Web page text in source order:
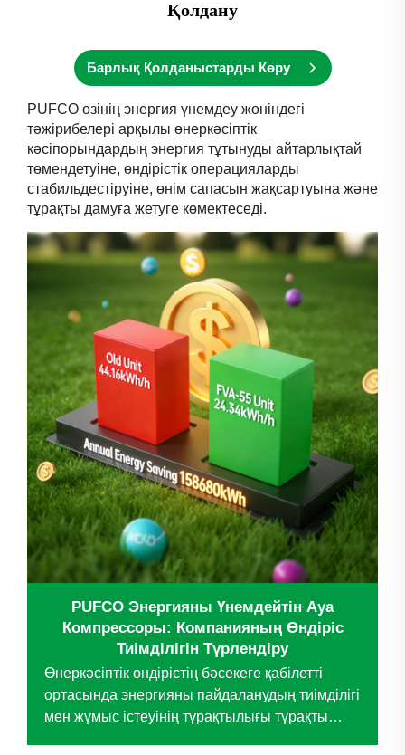
Қолдану
Барлық Қолданыстарды Көру
PUFCO өзінің энергия үнемдеу жөніндегі
тәжірибелері арқылы өнеркәсіптік
кәсіпорындардың энергия тұтынуды айтарлықтай
төмендетуіне, өндірістік операцияларды
стабильдестіруіне, өнім сапасын жақсартуына және
тұрақты дамуға жетуге көмектеседі.
PUFCO Энергияны Үнемдейтін Ауа
Компрессоры: Компанияның Өндіріс
Тиімділігін Түрлендіру
Өнеркәсіптік өндірістің бәсекеге қабілетті
ортасында энергияны пайдаланудың тиімділігі
мен жұмыс істеуінің тұрақтылығы тұрақты